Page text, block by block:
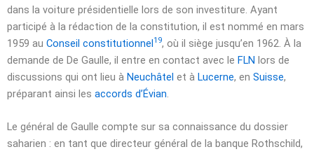
dans la voiture présidentielle lors de son investiture. Ayant
participé à la rédaction de la constitution, il est nommé en mars
1959 au Conseil constitutionnel19, où il siège jusqu’en 1962. À la
demande de De Gaulle, il entre en contact avec le FLN lors de
discussions qui ont lieu à Neuchâtel et à Lucerne, en Suisse,
préparant ainsi les accords d’Évian.
Le général de Gaulle compte sur sa connaissance du dossier
saharien : en tant que directeur général de la banque Rothschild,